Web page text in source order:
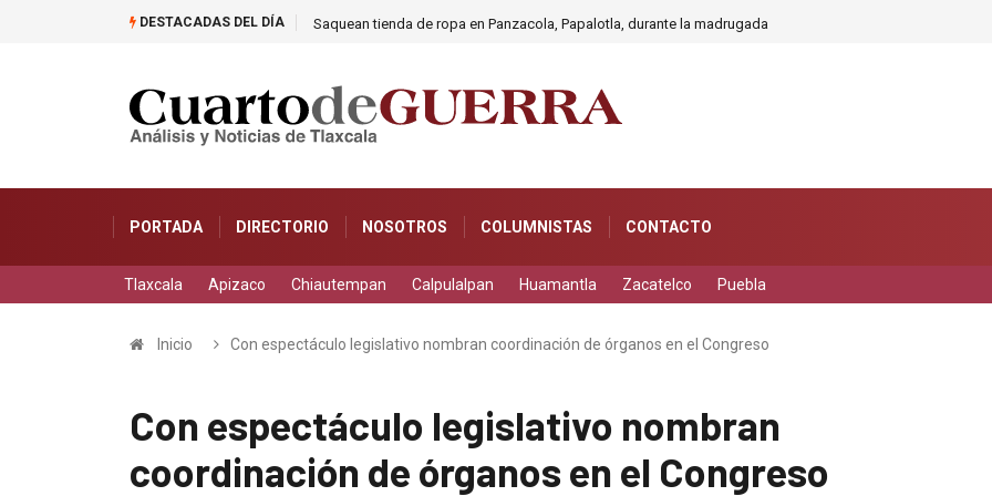
DESTACADAS DEL DÍA
a base de frutas Saquean tienda de ropa en Panzacola, Papalotla, durante la madrugada
PORTADA DIRECTORIO NOSOTROS COLUMNISTAS CONTACTO
Tlaxcala Apizaco Chiautempan Calpulalpan Huamantla Zacatelco Puebla
Inicio Con espectáculo legislativo nombran coordinación de órganos en el Congreso
Con espectáculo legislativo nombran
coordinación de órganos en el Congreso